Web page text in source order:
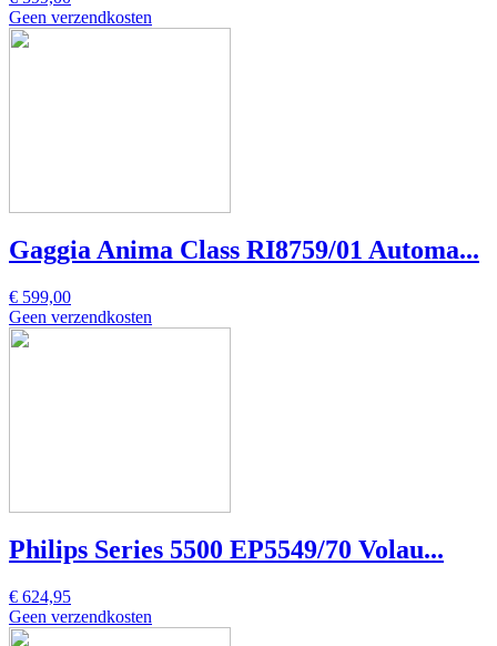
Geen verzendkosten
Gaggia Anima Class RI8759/01 Automa...
€ 599,00
Geen verzendkosten
Philips Series 5500 EP5549/70 Volau...
€ 624,95
Geen verzendkosten